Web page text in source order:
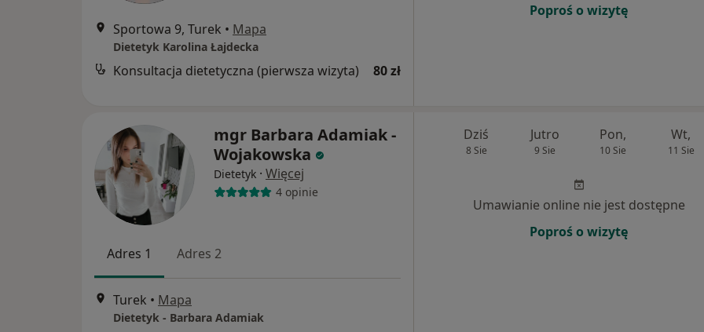
Sportowa 9, Turek • Mapa
Dietetyk Karolina Łajdecka
Konsultacja dietetyczna (pierwsza wizyta) 80 zł
Poproś o wizytę
mgr Barbara Adamiak -
Wojakowska
Dietetyk · Więcej
4 opinie
Adres 1 Adres 2
Turek • Mapa
Dietetyk - Barbara Adamiak
Dziś
8 Sie
Jutro
9 Sie
Pon,
10 Sie
Wt,
11 Sie
Umawianie online nie jest dostępne
Poproś o wizytę